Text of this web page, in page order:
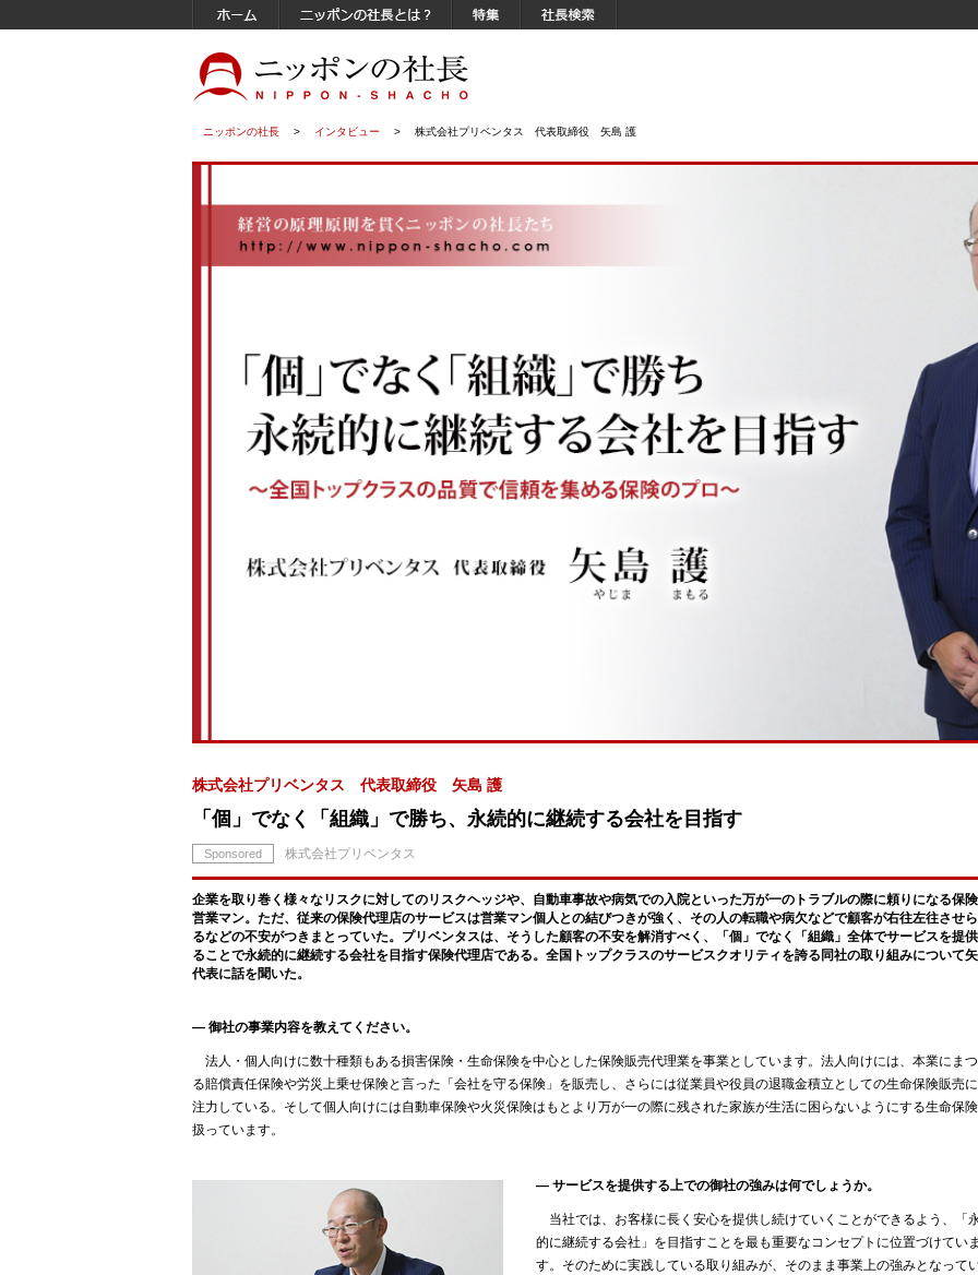
ニッポンの社長 > インタビュー > 株式会社プリベンタス 代表取締役 矢島 護
株式会社プリベンタス 代表取締役 矢島 護
「個」でなく「組織」で勝ち、永続的に継続する会社を目指す
Sponsored 株式会社プリベンタス
企業を取り巻く様々なリスクに対してのリスクヘッジや、自動車事故や病気での入院といった万が一のトラブルの際に頼りになる保
営業マン。ただ、従来の保険代理店のサービスは営業マン個人との結びつきが強く、その人の転職や病欠などで顧客が右往左往させ
るなどの不安がつきまとっていた。プリベンタスは、そうした顧客の不安を解消すべく、「個」でなく「組織」全体でサービスを提
ることで永続的に継続する会社を目指す保険代理店である。全国トップクラスのサービスクオリティを誇る同社の取り組みについて
代表に話を聞いた。
― 御社の事業内容を教えてください。
法人・個人向けに数十種類もある損害保険・生命保険を中心とした保険販売代理業を事業としています。法人向けには、本業にま
る賠償責任保険や労災上乗せ保険と言った「会社を守る保険」を販売し、さらには従業員や役員の退職金積立としての生命保険販売
注力している。そして個人向けには自動車保険や火災保険はもとより万が一の際に残された家族が生活に困らないようにする生命保
扱っています。
― サービスを提供する上での御社の強みは何でしょうか。
当社では、お客様に長く安心を提供し続けていくことができるよう、「
的に継続する会社」を目指すことを最も重要なコンセプトに位置づけていま
す。そのために実践している取り組みが、そのまま事業上の強みとなって